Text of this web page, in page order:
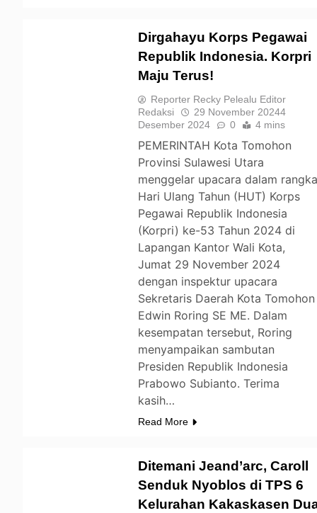
Dirgahayu Korps Pegawai
Republik Indonesia. Korpri
Maju Terus!
Reporter Recky Pelealu Editor
Redaksi
29 November 20244
Desember 2024
0 4 mins
PEMERINTAH Kota Tomohon
Provinsi Sulawesi Utara
menggelar upacara dalam
Hari Ulang Tahun (HUT) Korps
Pegawai Republik Indonesia
(Korpri) ke-53 Tahun 2024 di
Lapangan Kantor Wali Kota,
Jumat 29 November 2024
dengan inspektur upacara
Sekretaris Daerah Kota Tomohon
Edwin Roring SE ME. Dalam
kesempatan tersebut, Roring
menyampaikan sambutan
Presiden Republik Indonesia
Prabowo Subianto. Terima
kasih…
Read More
Ditemani Jeand’arc, Caroll
Senduk Nyoblos di TPS 6
Kelurahan Kakaskasen